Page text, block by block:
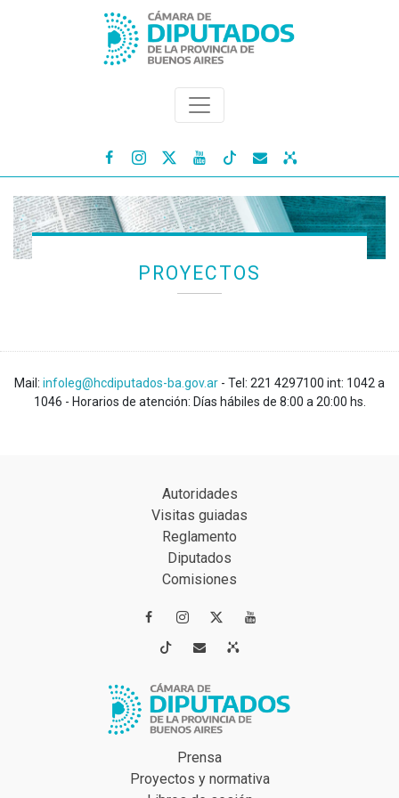
   
PROYECTOS
Mail: infoleg@hcdiputados-ba.gov.ar - Tel: 221 4297100 int: 1042 a
1046 - Horarios de atención: Días hábiles de 8:00 a 20:00 hs.
Autoridades
Visitas guiadas
Reglamento
Diputados
Comisiones
 
 
Prensa
Proyectos y normativa